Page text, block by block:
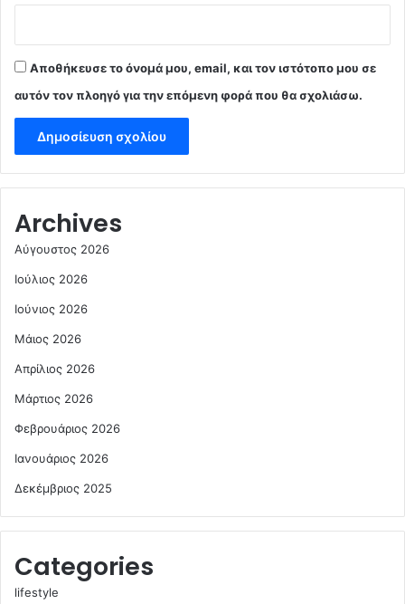
Αποθήκευσε το όνομά μου, email, και τον ιστότοπο μου σε
αυτόν τον πλοηγό για την επόμενη φορά που θα σχολιάσω.
Archives
Αύγουστος 2026
Ιούλιος 2026
Ιούνιος 2026
Μάιος 2026
Απρίλιος 2026
Μάρτιος 2026
Φεβρουάριος 2026
Ιανουάριος 2026
Δεκέμβριος 2025
Categories
lifestyle